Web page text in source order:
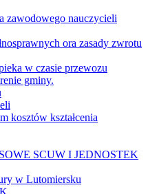
zawodowego nauczycieli
ora zasady zwrotu
w czasie przewozu
gminy.
kosztów kształcenia
SCUW I JEDNOSTEK
w Lutomiersku